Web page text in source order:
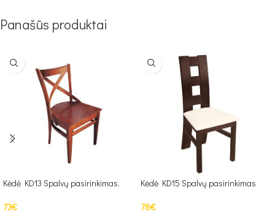
Panašūs produktai
Kėdė KD13 Spalvų pasirinkimas.
73€
Kėdė KD15 Spalvų pasirinkimas
78€